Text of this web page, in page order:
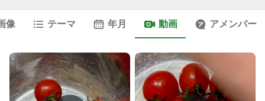
像 テーマ 年月 動画 アメンバー